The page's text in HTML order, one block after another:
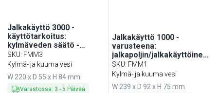
Jalkakäyttö 3000 -
käyttötarkoitus:
kylmäveden säätö -
220x55x84 mm
SKU: FMM3
Kylmä- ja kuuma vesi
W 220 x D 55 x H 84 mm
Varastossa: 3 - 5 Päivää
Jalkakäyttö 1000 -
varusteena:
jalkapoljin/jalkakäyttöinen
ohjaus, kosketusvapaa
käyttö & hygieniasyyt -
239x92x75 mm
SKU: FMM1
Kylmä- ja kuuma vesi
W 239 x D 92 x H 75 mm